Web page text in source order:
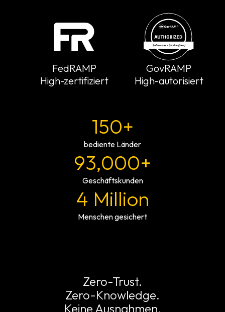
FedRAMP
High-zertifiziert
GovRAMP
High-autorisiert
150+
bediente Länder
93,000+
Geschäftskunden
4 Million
Menschen gesichert
Zero-Trust.
Zero-Knowledge.
Keine Ausnahmen.